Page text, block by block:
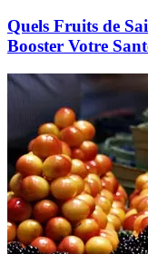
Quels Fruits de
Booster Votre